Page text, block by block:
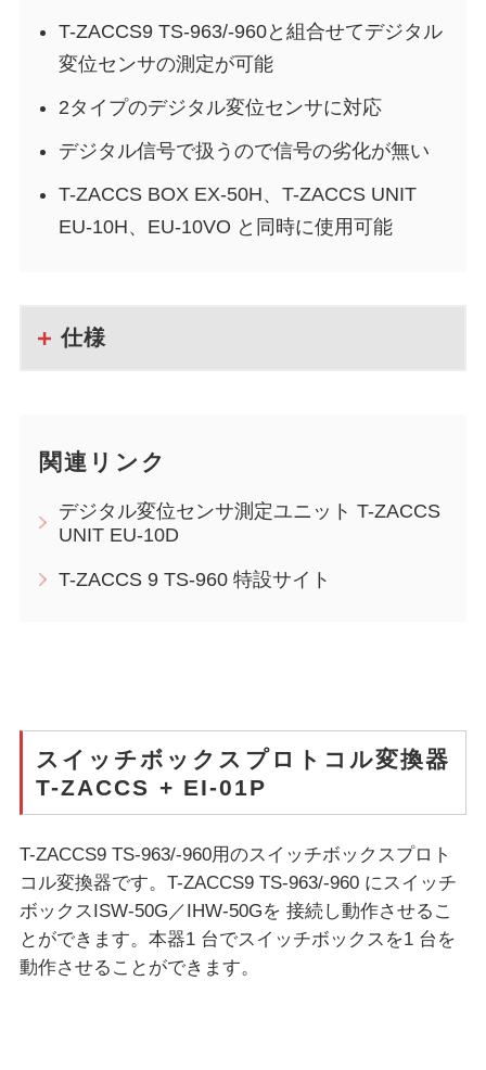
T-ZACCS9 TS-963/-960と組合せてデジタル
変位センサの測定が可能
2タイプのデジタル変位センサに対応
デジタル信号で扱うので信号の劣化が無い
T-ZACCS BOX EX-50H、T-ZACCS UNIT
EU-10H、EU-10VO と同時に使用可能
仕様
関連リンク
デジタル変位センサ測定ユニット T-ZACCS
UNIT EU-10D
T-ZACCS 9 TS-960 特設サイト
スイッチボックスプロトコル変換器
T-ZACCS + EI-01P
T-ZACCS9 TS-963/-960用のスイッチボックスプロト
コル変換器です。T-ZACCS9 TS-963/-960 にスイッチ
ボックスISW-50G／IHW-50Gを 接続し動作させるこ
とができます。本器1 台でスイッチボックスを1 台を
動作させることができます。